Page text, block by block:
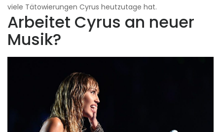
viele Tätowierungen Cyrus heutzutage hat.
Arbeitet Cyrus an neuer
Musik?